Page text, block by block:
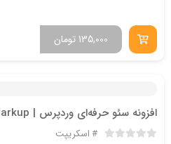
تومان135,000
اسکریپت